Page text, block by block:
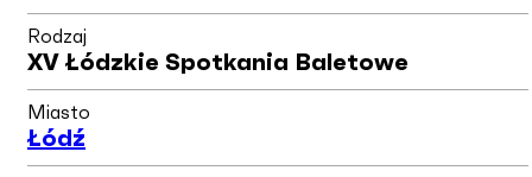
Rodzaj
XV Łódzkie Spotkania Baletowe
Miasto
Łódź